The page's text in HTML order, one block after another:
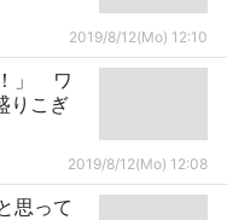
2019/8/12(Mo) 12:10
」 ワ
りこぎ
2019/8/12(Mo) 12:08
思って